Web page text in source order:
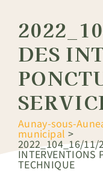
DES
Aunay-sous-
municipal >
2022_104_16/11/
INTERVENTIONS
TECHNIQUE